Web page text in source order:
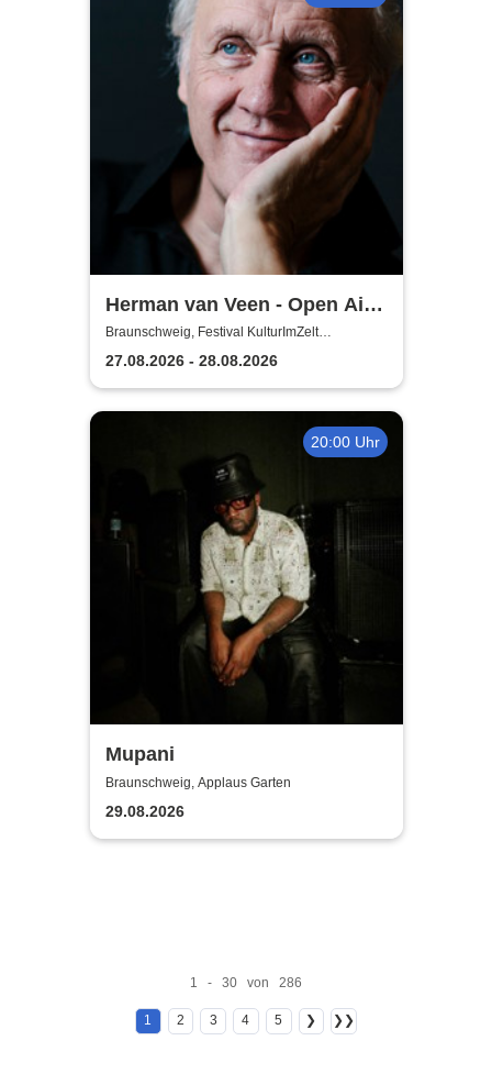
Herman van Veen - Open Air
2026
Braunschweig, Festival KulturImZelt
Braunschweig
27.08.2026 - 28.08.2026
20:00 Uhr
Mupani
Braunschweig, Applaus Garten
29.08.2026
1 - 30 von 286
1 2 3 4 5 ❯ ❯❯